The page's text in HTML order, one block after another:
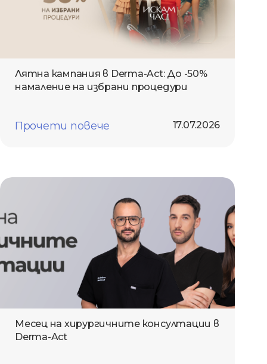
Лятна кампания в Derma-Act: До -50%
намаление на избрани процедури
17.07.2026
Прочети повече
Месец на хирургичните консултации в
Derma-Act